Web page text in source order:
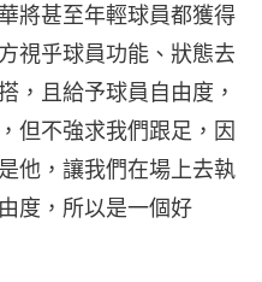
將甚至年輕球員都獲得
視乎球員功能、狀態去
，且給予球員自由度，
但不強求我們跟足，因
他，讓我們在場上去執
度，所以是一個好